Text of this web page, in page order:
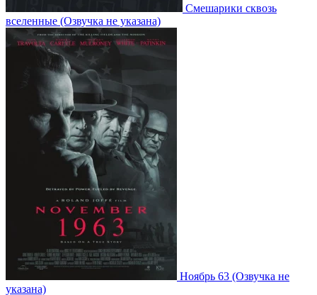
Смешарики сквозь
вселенные (Озвучка не указана)
Ноябрь 63 (Озвучка не
указана)